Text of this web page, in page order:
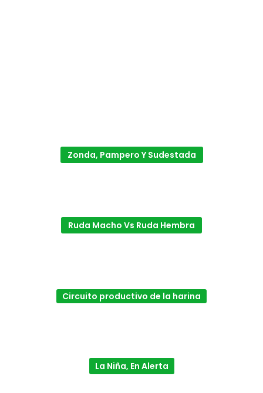
Zonda, Pampero Y Sudestada
Ruda Macho Vs Ruda Hembra
Circuito productivo de la harina
La Niña, En Alerta